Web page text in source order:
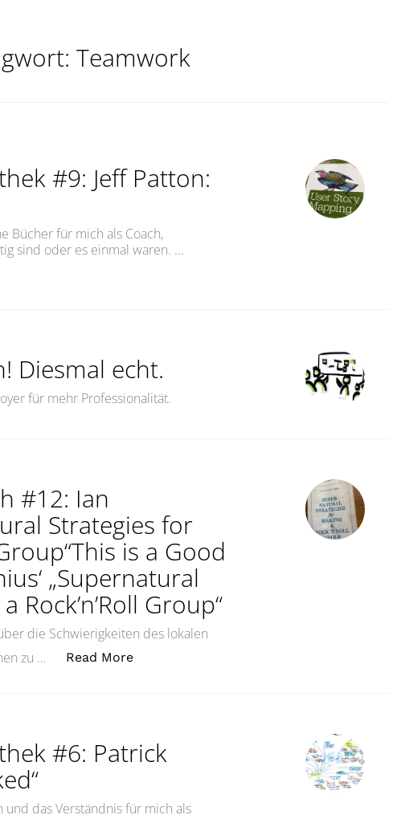
Teamwork
#9: Jeff Patton:
Bücher für mich als Coach,
sind oder es einmal waren. …
#9: Jeff Patton: User Story Mapping“
Diesmal echt.
für mehr Professionalität.
#12: Ian
Strategies for
is a Good
„Supernatural
Group“
die Schwierigkeiten des lokalen
zu …
Read More„Dies ist ein gutes Buch #12: Ian
#6: Patrick
das Verständnis für mich als